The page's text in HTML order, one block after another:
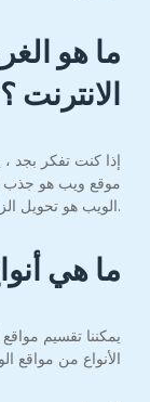
ما هو
الانترنت ؟
إذا كنت تفكر بجد
موقع ويب هو جذب
الويب هو تحويل الزائرين إلى عملاء محتملين.
ما هي
يمكننا تقسيم
الأنواع من مواقع